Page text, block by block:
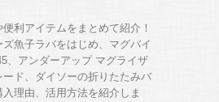
利アイテムをまとめて紹介！
魚子ラバをはじめ、マグバイ
、アンダーアップ マグライザ
ド、ダイソーの折りたたみバ
理由、活用方法を紹介しま